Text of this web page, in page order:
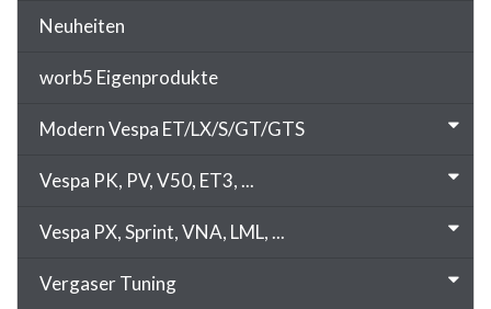
Neuheiten
worb5 Eigenprodukte
Modern Vespa ET/LX/S/GT/GTS
Vespa PK, PV, V50, ET3, ...
Vespa PX, Sprint, VNA, LML, ...
Vergaser Tuning